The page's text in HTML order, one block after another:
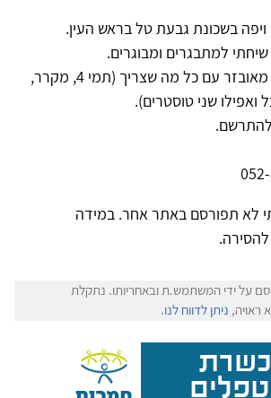
ויפה בשכונת גבעת טל בראש העין.
למתבגרים ומבוגרים.
בקליניקה מטבח מאובזר עם כל מה שצריך (תמי 4, מקרר,
ואפילו שני טוסטרים).
לא תפורסם באתר אחר. במידה
על ידי המשתמש.ת ובאחריותו. נתקלת
ראויה, ניתן לדווח לנו.